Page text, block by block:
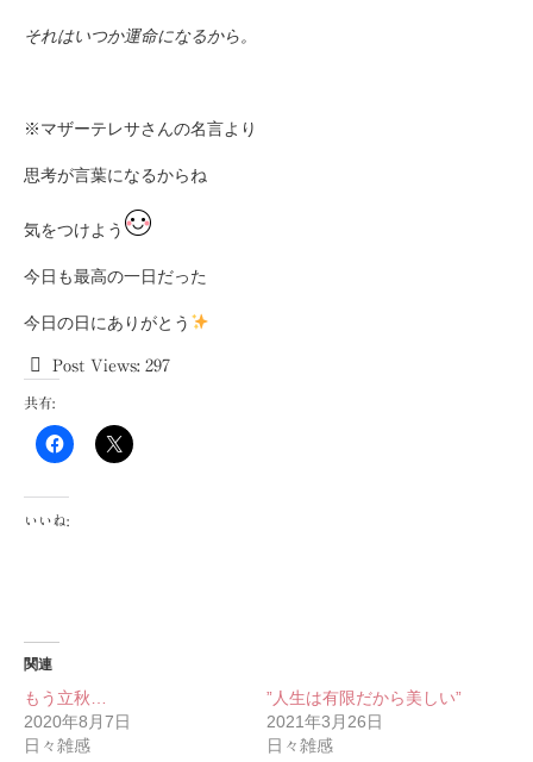
それはいつか運命になるから。
※マザーテレサさんの名言より
思考が言葉になるからね
気をつけよう
今日も最高の一日だった
今日の日にありがとう
Post Views: 297
共有:
いいね:
関連
もう立秋…
2020年8月7日
日々雑感
”人生は有限だから美しい”
2021年3月26日
日々雑感